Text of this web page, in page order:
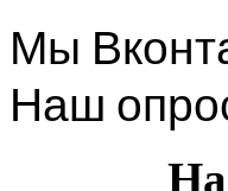
Мы
Наш